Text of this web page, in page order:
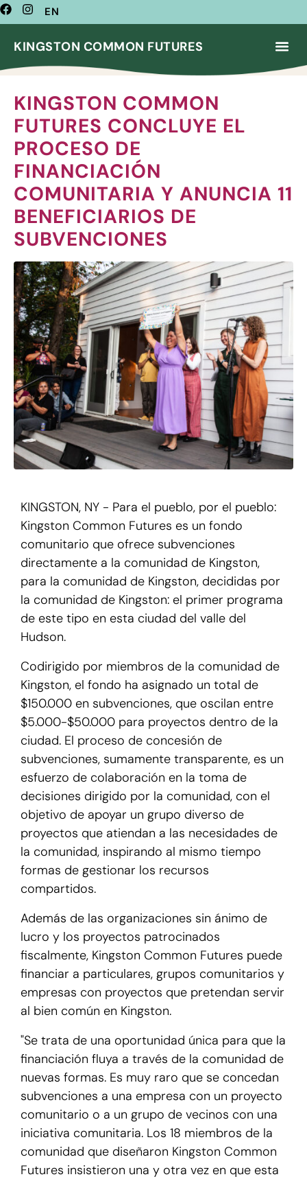
EN
KINGSTON COMMON FUTURES
KINGSTON COMMON
FUTURES CONCLUYE EL
PROCESO DE
FINANCIACIÓN
COMUNITARIA Y ANUNCIA 11
BENEFICIARIOS DE
SUBVENCIONES
KINGSTON, NY - Para el pueblo, por el pueblo:
Kingston Common Futures es un fondo
comunitario que ofrece subvenciones
directamente a la comunidad de Kingston,
para la comunidad de Kingston, decididas por
la comunidad de Kingston: el primer programa
de este tipo en esta ciudad del valle del
Hudson.
Codirigido por miembros de la comunidad de
Kingston, el fondo ha asignado un total de
$150.000 en subvenciones, que oscilan entre
$5.000-$50.000 para proyectos dentro de la
ciudad. El proceso de concesión de
subvenciones, sumamente transparente, es un
esfuerzo de colaboración en la toma de
decisiones dirigido por la comunidad, con el
objetivo de apoyar un grupo diverso de
proyectos que atiendan a las necesidades de
la comunidad, inspirando al mismo tiempo
formas de gestionar los recursos
compartidos.
Además de las organizaciones sin ánimo de
lucro y los proyectos patrocinados
fiscalmente, Kingston Common Futures puede
financiar a particulares, grupos comunitarios y
empresas con proyectos que pretendan servir
al bien común en Kingston.
"Se trata de una oportunidad única para que la
financiación fluya a través de la comunidad de
nuevas formas. Es muy raro que se concedan
subvenciones a una empresa con un proyecto
comunitario o a un grupo de vecinos con una
iniciativa comunitaria. Los 18 miembros de la
comunidad que diseñaron Kingston Common
Futures insistieron una y otra vez en que esta